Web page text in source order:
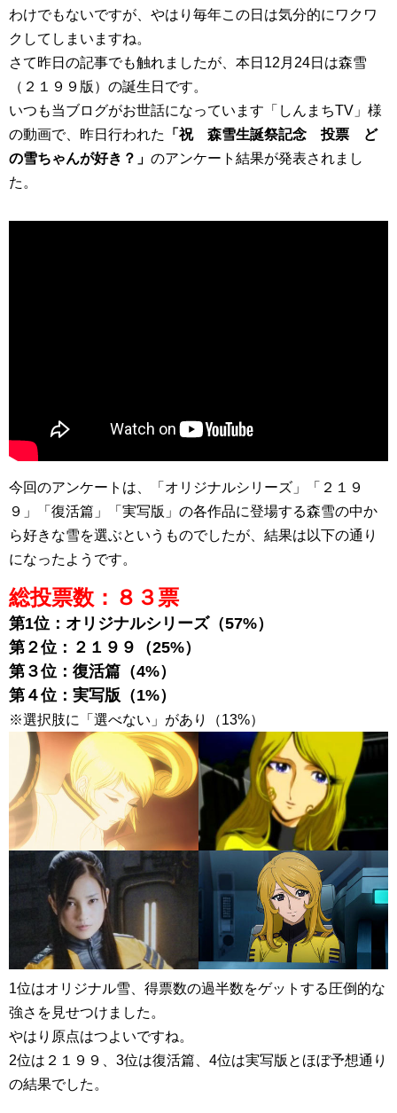
わけでもないですが、やはり毎年この日は気分的にワクワ
クしてしまいますね。
さて昨日の記事でも触れましたが、本日12月24日は森雪
（２１９９版）の誕生日です。
いつも当ブログがお世話になっています「しんまちTV」様
の動画で、昨日行われた
「祝 森雪生誕祭記念 投票 ど
の雪ちゃんが好き？」 のアンケート結果が発表されまし
た。
今回のアンケートは、「オリジナルシリーズ」「２１９
９」「復活篇」「実写版」の各作品に登場する森雪の中か
ら好きな雪を選ぶというものでしたが、結果は以下の通り
になったようです。
総投票数：８３票
第1位：オリジナルシリーズ（57%）
第２位：２１９９（25%）
第３位：復活篇（4%）
第４位：実写版（1%）
※選択肢に「選べない」があり（13%）
1位はオリジナル雪、得票数の過半数をゲットする圧倒的な
強さを見せつけました。
やはり原点はつよいですね。
2位は２１９９、3位は復活篇、4位は実写版とほぼ予想通り
の結果でした。